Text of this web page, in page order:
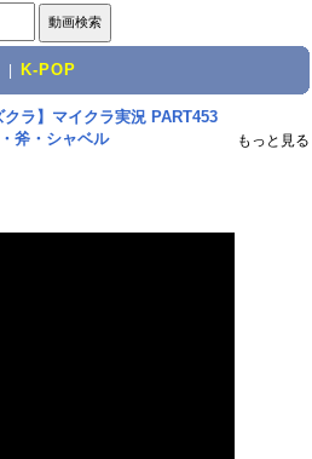
K-POP
クラ】マイクラ実況 PART453
斧・シャベル
もっと見る